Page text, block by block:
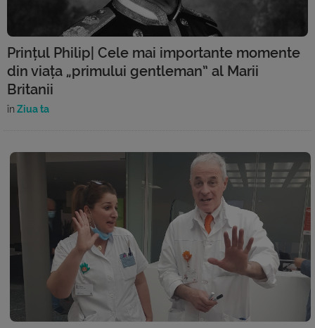
Prințul Philip| Cele mai importante momente
din viața „primului gentleman” al Marii
Britanii
în Ziua ta